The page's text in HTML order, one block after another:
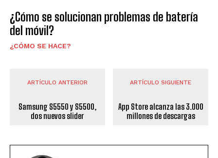
¿Cómo se solucionan problemas de batería
del móvil?
¿CÓMO SE HACE?
ARTÍCULO ANTERIOR
Samsung S5550 y S5500,
dos nuevos slider
ARTÍCULO SIGUIENTE
App Store alcanza las 3.000
millones de descargas